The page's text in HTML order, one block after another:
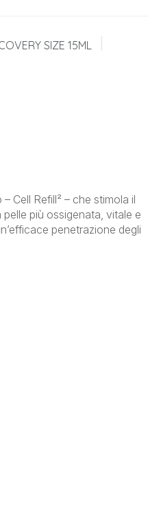
SIZE 15ML
Cell Refill² – che stimola il
più ossigenata, vitale e
penetrazione degli